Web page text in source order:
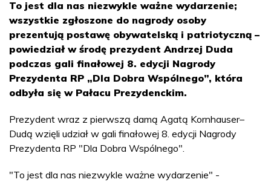
To jest dla nas niezwykle ważne wydarzenie;
wszystkie zgłoszone do nagrody osoby
prezentują postawę obywatelską i patriotyczną –
powiedział w środę prezydent Andrzej Duda
podczas gali finałowej 8. edycji Nagrody
Prezydenta RP „Dla Dobra Wspólnego”, która
odbyła się w Pałacu Prezydenckim.
Prezydent wraz z pierwszą damą Agatą Kornhauser–
Dudą wzięli udział w gali finałowej 8. edycji Nagrody
Prezydenta RP "Dla Dobra Wspólnego".
"To jest dla nas niezwykle ważne wydarzenie" -